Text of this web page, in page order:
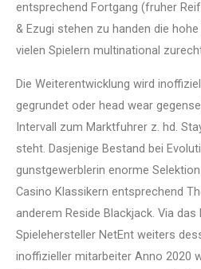
entsprechend Fortgang (fruher
& Ezugi stehen zu handen die
vielen Spielern multinational
Die Weiterentwicklung wird
gegrundet oder head wear
Intervall zum Marktfuhrer z. hd.
steht. Dasjenige Bestand bei
gunstgewerblerin enorme
Casino Klassikern entsprechend
anderem Reside Blackjack. Via
Spielehersteller NetEnt weiters
inoffizieller mitarbeiter Anno 2020